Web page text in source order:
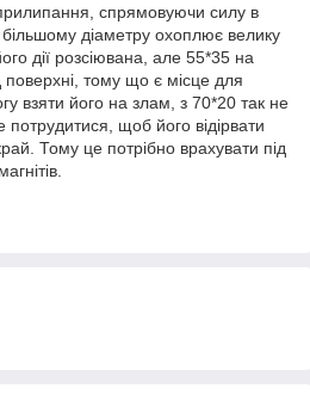
спрямовуючи силу в
діаметру охоплює велику
дії розсіювана, але 55*35 на
поверхні, тому що є місце для
взяти його на злам, з 70*20 так не
щоб його відірвати
Тому це потрібно врахувати під